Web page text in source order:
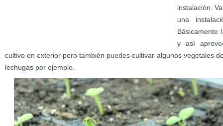
instalación.
una
Básicamente
y así
cultivo en exterior pero también puedes cultivar algunos vegetales
lechugas por ejemplo.